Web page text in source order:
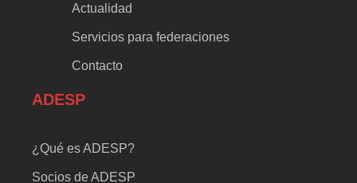
Actualidad
Servicios para federaciones
Contacto
ADESP
¿Qué es ADESP?
Socios de ADESP